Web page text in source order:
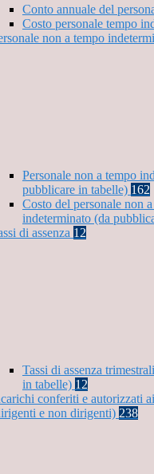
Conto annuale del
Costo personale tempo
non a tempo
Personale non a tempo
pubblicare in tabelle) 162
Costo del personale non
indeterminato (da
di assenza 12
Tassi di assenza
in tabelle) 12
conferiti e autorizzati
e non dirigenti) 238